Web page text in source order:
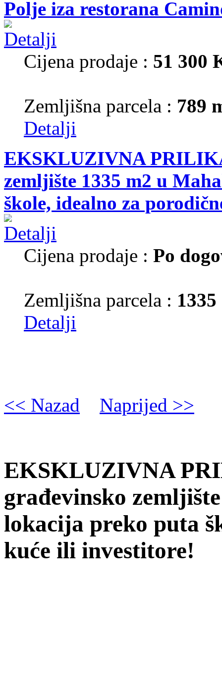
Polje iza restorana
Cijena prodaje : 51 300
Zemljišna parcela : 789
Detalji
EKSKLUZIVNA
zemljište 1335 m2 u
škole, idealno za
Cijena prodaje : Po
Zemljišna parcela : 1335
Detalji
<< Nazad Naprijed >>
EKSKLUZIVNA
građevinsko
lokacija preko puta
kuće ili investitore!